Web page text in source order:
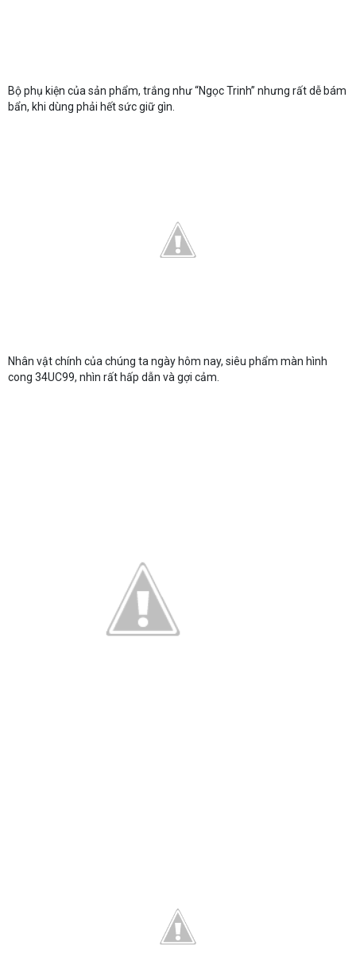
Bộ phụ kiện của sản phẩm, trắng như “Ngọc Trinh” nhưng rất dễ bám
bẩn, khi dùng phải hết sức giữ gìn.
Nhân vật chính của chúng ta ngày hôm nay, siêu phẩm màn hình
cong 34UC99, nhìn rất hấp dẫn và gợi cảm.